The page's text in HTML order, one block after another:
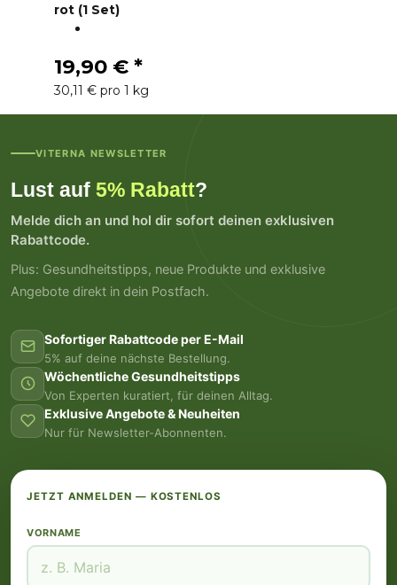
rot (1 Set)
19,90 € *
30,11 € pro 1 kg
VITERNA NEWSLETTER
Lust auf 5% Rabatt?
Melde dich an und hol dir sofort deinen exklusiven
Rabattcode.
Plus: Gesundheitstipps, neue Produkte und exklusive
Angebote direkt in dein Postfach.
Sofortiger Rabattcode per E-Mail
5% auf deine nächste Bestellung.
Wöchentliche Gesundheitstipps
Von Experten kuratiert, für deinen Alltag.
Exklusive Angebote & Neuheiten
Nur für Newsletter-Abonnenten.
JETZT ANMELDEN — KOSTENLOS
VORNAME